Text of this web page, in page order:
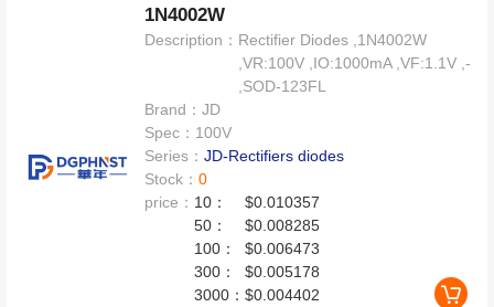
1N4002W
Description： Rectifier Diodes ,1N4002W
,VR:100V ,IO:1000mA ,VF:1.1V ,-
,SOD-123FL
Brand：JD
Spec： 100V
Series：JD-Rectifiers diodes
Stock：0
price： 10：
$0.010357
50：
$0.008285
100：
$0.006473
300：
$0.005178
3000：$0.004402